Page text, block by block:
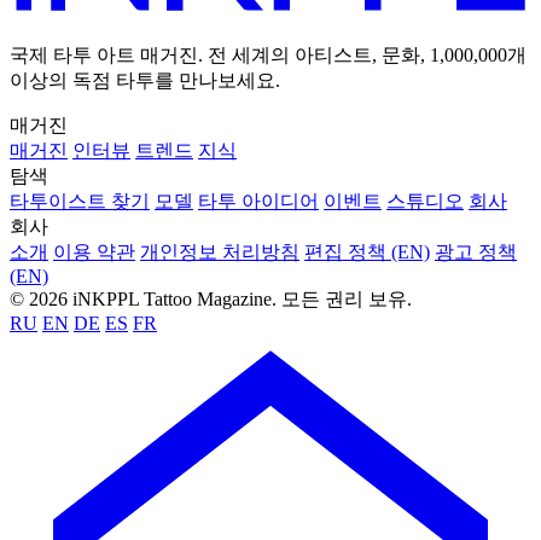
국제 타투 아트 매거진. 전 세계의 아티스트, 문화, 1,000,000개
이상의 독점 타투를 만나보세요.
매거진
매거진 인터뷰 트렌드 지식
탐색
타투이스트 찾기
모델 타투 아이디어 이벤트 스튜디오 회사
회사
소개 이용 약관 개인정보 처리방침 편집 정책 (EN) 광고 정책
(EN)
© 2026 iNKPPL Tattoo Magazine. 모든 권리 보유.
RU EN DE ES FR